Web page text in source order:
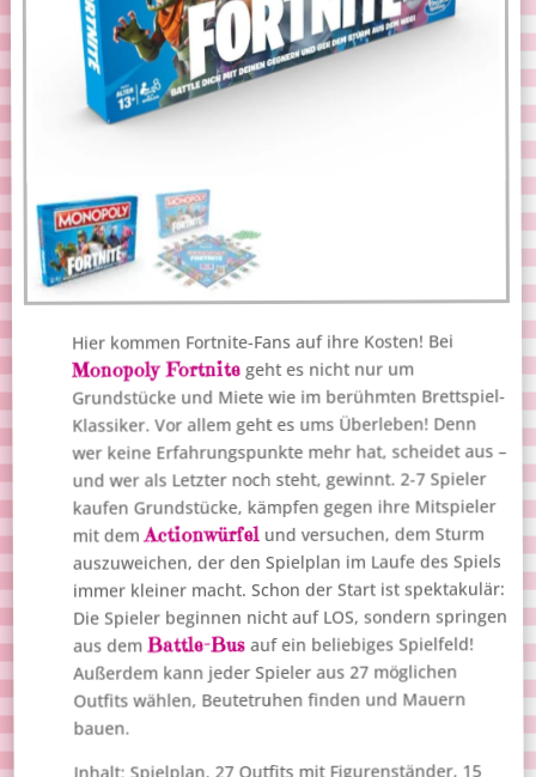
Hier kommen Fortnite-Fans auf ihre Kosten! Bei
Monopoly Fortnite geht es nicht nur um
Grundstücke und Miete wie im berühmten Brettspiel-
Klassiker. Vor allem geht es ums Überleben! Denn
wer keine Erfahrungspunkte mehr hat, scheidet aus –
und wer als Letzter noch steht, gewinnt. 2-7 Spieler
kaufen Grundstücke, kämpfen gegen ihre Mitspieler
mit demActionwürfelund versuchen, dem Sturm
auszuweichen, der den Spielplan im Laufe des Spiels
immer kleiner macht. Schon der Start ist spektakulär:
Die Spieler beginnen nicht auf LOS, sondern springen
aus demBattle-Bus auf ein beliebiges Spielfeld!
Außerdem kann jeder Spieler aus 27 möglichen
Outfits wählen, Beutetruhen finden und Mauern
bauen.